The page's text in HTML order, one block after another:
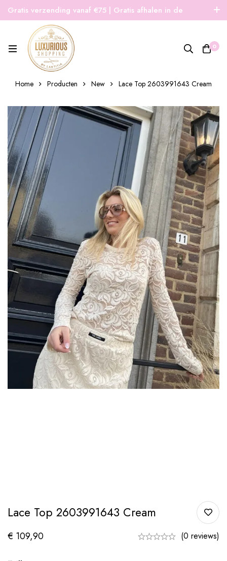
Gratis verzending vanaf €75 | Gratis afhalen in de
winkel | Snelle verzending
0
Home Producten New Lace Top 2603991643 Cream
Lace Top 2603991643 Cream
€ 109,90 (0 reviews)